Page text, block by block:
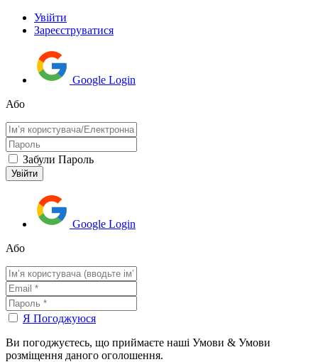
Увійти
Зареєструватися
Google Login
Або
Забули Пароль
Google Login
Або
Я Погоджуюся
Ви погоджуєтесь, що приймаєте наші Умови & Умови
розміщення даного оголошення.